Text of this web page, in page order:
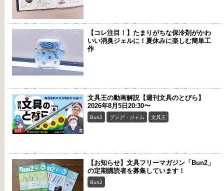
【コレ注目！】たまりがちな保冷剤がかわ
いい消臭ジェルに！夏休みに楽しむ簡単工
作
文具王の動画解説【週刊文具のとびら】
2026年8月5日20:30〜
Bun2 ブング・ジャム 文具王
【お知らせ】文具フリーマガジン「Bun2」
の定期購読者を募集しています！
Bun2